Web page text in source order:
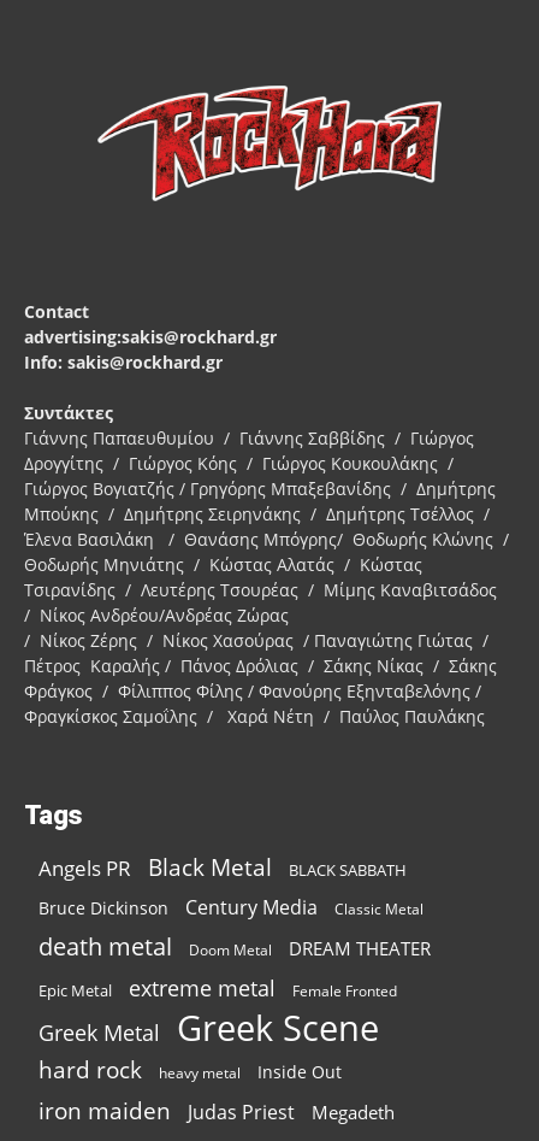
Contact
advertising:sakis@rockhard.gr
Info: sakis@rockhard.gr
Συντάκτες
Γιάννης Παπαευθυμίου / Γιάννης Σαββίδης / Γιώργος
Δρογγίτης / Γιώργος Κόης / Γιώργος Κουκουλάκης /
Γιώργος Βογιατζής / Γρηγόρης Μπαξεβανίδης / Δημήτρης
Μπούκης / Δημήτρης Σειρηνάκης / Δημήτρης Τσέλλος /
Έλενα Βασιλάκη / Θανάσης Μπόγρης/ Θοδωρής Κλώνης /
Θοδωρής Μηνιάτης / Κώστας Αλατάς / Κώστας
Τσιρανίδης / Λευτέρης Τσουρέας / Μίμης Καναβιτσάδος
/ Νίκος Ανδρέου/Ανδρέας Ζώρας
/ Νίκος Ζέρης / Νίκος Χασούρας / Παναγιώτης Γιώτας /
Πέτρος Καραλής / Πάνος Δρόλιας / Σάκης Νίκας / Σάκης
Φράγκος / Φίλιππος Φίλης / Φανούρης Εξηνταβελόνης /
Φραγκίσκος Σαμοΐλης / Χαρά Νέτη / Παύλος Παυλάκης
Tags
Angels PR Black Metal BLACK SABBATH
Bruce Dickinson Century Media Classic Metal
death metal Doom Metal DREAM THEATER
Epic Metal extreme metal Female Fronted
Greek Metal Greek Scene
hard rock heavy metal Inside Out
iron maiden Judas Priest Megadeth